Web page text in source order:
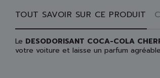
TOUT SAVOIR SUR CE PRODUIT
Le DESODORISANT COCA-COLA
votre voiture et laisse un parfum